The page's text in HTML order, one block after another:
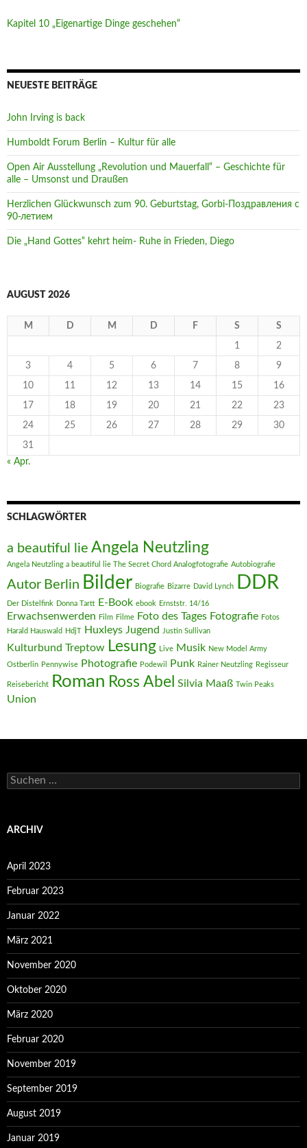
Kapitel 10 „Eigenartige Dinge geschehen“
NEUESTE BEITRÄGE
John Irving is back
Humboldt Forum Berlin – Kultur für alle
Open Air Ausstellung „Revolution und Mauerfall“ – Geschichte für
alle – Umsonst und Draußen
Herzlichen Glückwunsch zum 90. Geburtstag, Gorbi-Поздравления с
90-летием
Die „Hand Gottes“ kehrt heim- Ruhe in Frieden, Diego
AUGUST 2026
M D M D F S S
1 2
3 4 5 6 7 8 9
10 11 12 13 14 15 16
17 18 19 20 21 22 23
24 25 26 27 28 29 30
31
« Apr.
SCHLAGWÖRTER
a beautiful lie Angela Neutzling
Angela Neutzling a beautiful lie The Secret Chord Analogfotografie Autobiografie
Autor Berlin Bilder Biografie Bizarre David Lynch DDR
Der Distelfink Donna Tartt E-Book ebook Ernststr. 14/16
Erwachsenwerden Film Filme Foto des Tages Fotografie Fotos
Harald Hauswald
HdjT Huxleys Jugend Justin Sullivan
Kulturbund Treptow Lesung Live Musik New Model Army
Ostberlin Pennywise Photografie Podewil Punk Rainer Neutzling Regisseur
Reisebericht Roman Ross Abel Silvia Maaß Twin Peaks
Union
Suchen
nach:
ARCHIV
April 2023
Februar 2023
Januar 2022
März 2021
November 2020
Oktober 2020
März 2020
Februar 2020
November 2019
September 2019
August 2019
Januar 2019